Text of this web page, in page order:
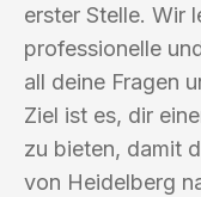
erster Stelle. Wir
professionelle
all deine Fragen
Ziel ist es, dir
zu bieten, damit
von Heidelberg